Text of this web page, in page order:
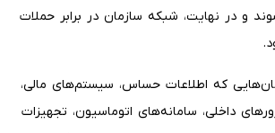
و در نهایت، شبکه سازمان در برابر حملات
که اطلاعات حساس، سیستم‌های مالی،
داخلی، سامانه‌های اتوماسیون، تجهیزات